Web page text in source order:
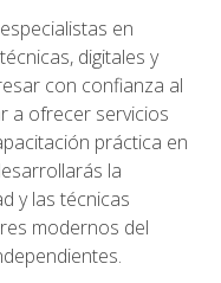
en
digitales y
con confianza al
a ofrecer servicios
práctica en
la
y las técnicas
modernos del